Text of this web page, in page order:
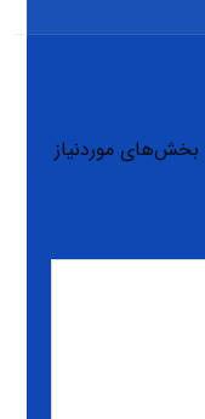
بخش‌های موردنیاز